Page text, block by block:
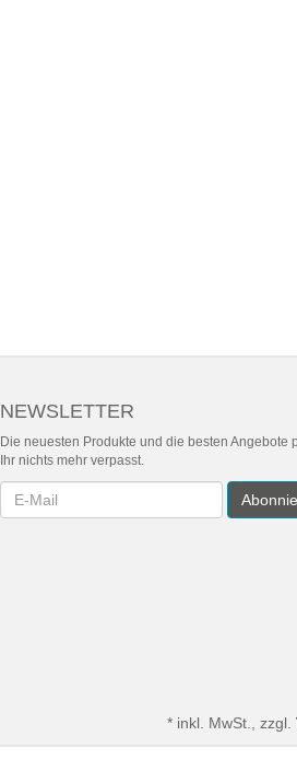
NEWSLETTER
Die neuesten Produkte und die besten Angebote
Ihr nichts mehr verpasst.
Newsletter
* inkl. MwSt., zzgl.